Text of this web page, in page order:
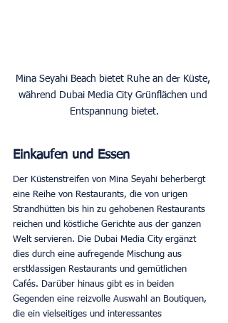
Mina Seyahi Beach bietet Ruhe an der Küste,
während Dubai Media City Grünflächen und
Entspannung bietet.
Einkaufen und Essen
Der Küstenstreifen von Mina Seyahi beherbergt
eine Reihe von Restaurants, die von urigen
Strandhütten bis hin zu gehobenen Restaurants
reichen und köstliche Gerichte aus der ganzen
Welt servieren. Die Dubai Media City ergänzt
dies durch eine aufregende Mischung aus
erstklassigen Restaurants und gemütlichen
Cafés. Darüber hinaus gibt es in beiden
Gegenden eine reizvolle Auswahl an Boutiquen,
die ein vielseitiges und interessantes